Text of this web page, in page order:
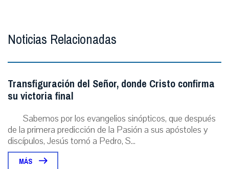
Noticias Relacionadas
Transfiguración del Señor, donde Cristo confirma
su victoria final
Sabemos por los evangelios sinópticos, que después
de la primera predicción de la Pasión a sus apóstoles y
discípulos, Jesús tomó a Pedro, S...
MÁS